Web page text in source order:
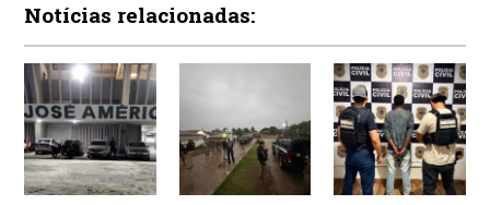
Notícias relacionadas: